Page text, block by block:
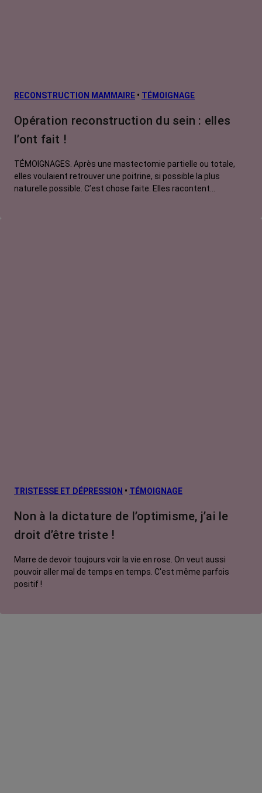
RECONSTRUCTION MAMMAIRE • TÉMOIGNAGE
Opération reconstruction du sein : elles
l’ont fait !
TÉMOIGNAGES. Après une mastectomie partielle ou totale,
elles voulaient retrouver une poitrine, si possible la plus
naturelle possible. C’est chose faite. Elles racontent…
TRISTESSE ET DÉPRESSION • TÉMOIGNAGE
Non à la dictature de l’optimisme, j’ai le
droit d’être triste !
Marre de devoir toujours voir la vie en rose. On veut aussi
pouvoir aller mal de temps en temps. C'est même parfois
positif !